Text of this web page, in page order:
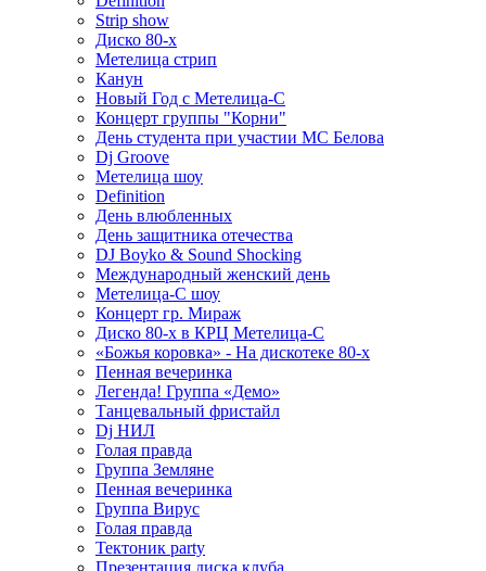
Strip show
Диско 80-х
Метелица стрип
Канун
Новый Год с Метелица-С
Концерт группы "Корни"
День студента при участии МС Белова
Dj Groove
Метелица шоу
Definition
День влюбленных
День защитника отечества
DJ Boyko & Sound Shocking
Международный женский день
Метелица-С шоу
Концерт гр. Мираж
Диско 80-х в КРЦ Метелица-С
«Божья коровка» - На дискотеке 80-х
Пенная вечеринка
Легенда! Группа «Демо»
Танцевальный фристайл
Dj НИЛ
Голая правда
Группа Земляне
Пенная вечеринка
Группа Вирус
Голая правда
Тектоник party
Презентация диска клуба